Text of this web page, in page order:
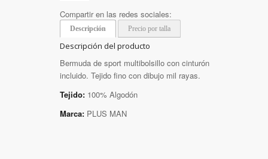
Compartir en las redes sociales:
Descripción Precio por talla
Descripción del producto
Bermuda de sport multibolsillo con cinturón
incluido. Tejido fino con dibujo mil rayas.
Tejido: 100% Algodón
Marca: PLUS MAN